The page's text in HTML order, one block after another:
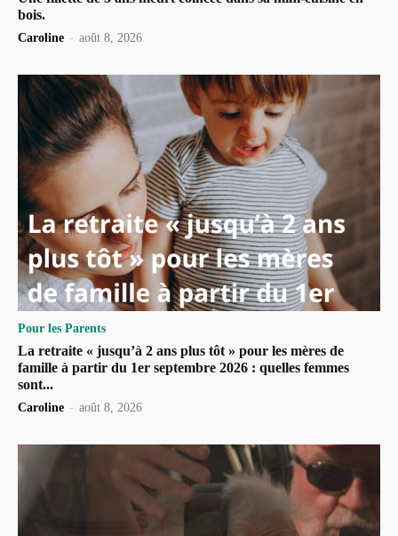
bois.
Caroline - août 8, 2026
Pour les Parents
La retraite « jusqu’à 2 ans plus tôt » pour les mères de
famille à partir du 1er septembre 2026 : quelles femmes
sont...
Caroline - août 8, 2026